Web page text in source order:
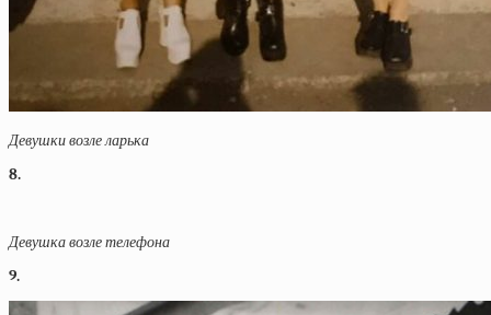
Девушки возле ларька
8.
Девушка возле телефона
9.